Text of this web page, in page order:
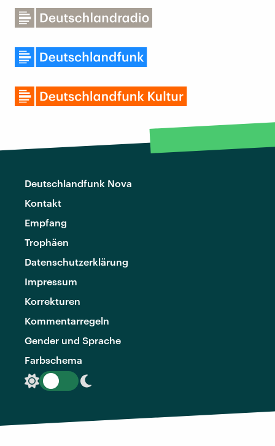
Deutschlandfunk Nova
Kontakt
Empfang
Trophäen
Datenschutzerklärung
Impressum
Korrekturen
Kommentarregeln
Gender und Sprache
Farbschema